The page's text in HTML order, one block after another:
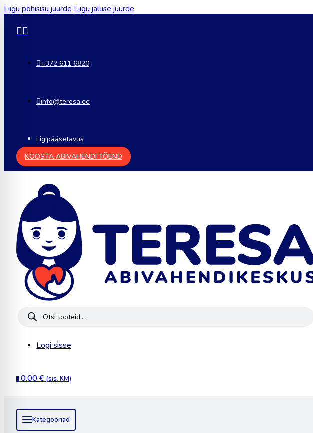
Liigu põhisisu juurde Liigu jaluse juurde
+372 611 6820
info@teresa.ee
Ligipääsetavus
KOOSTA ABIVAHENDI TÕEND
Products
search
Logi sisse
0 0.00€ (sis. KM)
Kategooriad